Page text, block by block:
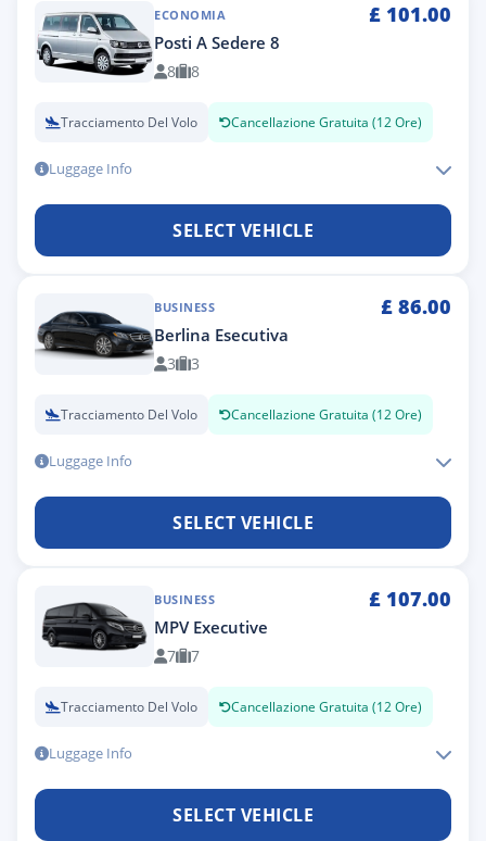
ECONOMIA £ 101.00
Posti A Sedere 8
8 8
Tracciamento Del Volo Cancellazione Gratuita (12 Ore)
Luggage Info
SELECT VEHICLE
BUSINESS £ 86.00
Berlina Esecutiva
3 3
Tracciamento Del Volo Cancellazione Gratuita (12 Ore)
Luggage Info
SELECT VEHICLE
BUSINESS £ 107.00
MPV Executive
7 7
Tracciamento Del Volo Cancellazione Gratuita (12 Ore)
Luggage Info
SELECT VEHICLE